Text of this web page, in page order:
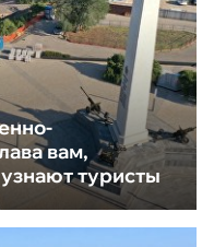
вам,
туристы